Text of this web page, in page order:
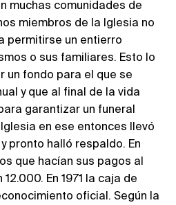
muchas comunidades de
miembros de la Iglesia no
permitirse un entierro
o sus familiares. Esto lo
un fondo para el que se
y que al final de la vida
garantizar un funeral
en ese entonces llevó
pronto halló respaldo. En
que hacían sus pagos al
En 1971 la caja de
oficial. Según la